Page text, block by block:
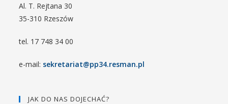
Al. T. Rejtana 30
35-310 Rzeszów
tel. 17 748 34 00
e-mail: sekretariat@pp34.resman.pl
JAK DO NAS DOJECHAĆ?